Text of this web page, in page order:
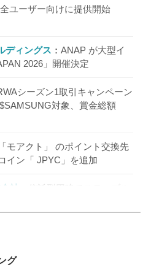
ユーザー向けに提供開始
ディングス
ANAP が大型イ
2026」開催決定
シーズン1取引キャンペーン
対象、賞金総額
「モアクト」 のポイント交換先
イン「 JPYC」を追加
社
信託型円建てステーブル
グ